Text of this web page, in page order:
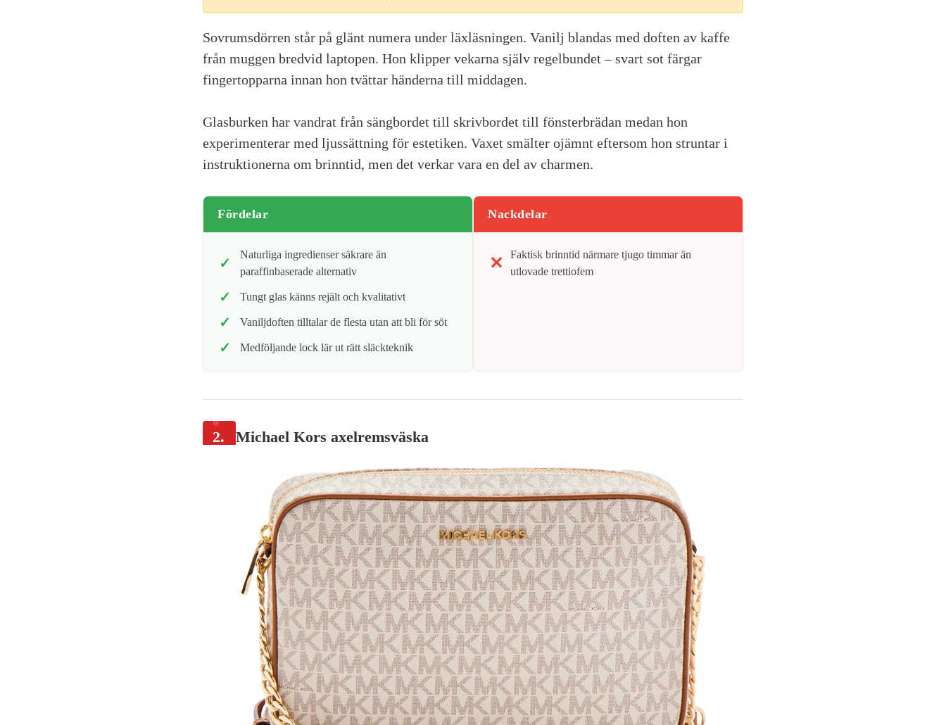
Sovrumsdörren står på glänt numera under läxläsningen. Vanilj blandas med doften av kaffe
från muggen bredvid laptopen. Hon klipper vekarna själv regelbundet – svart sot färgar
fingertopparna innan hon tvättar händerna till middagen.
Glasburken har vandrat från sängbordet till skrivbordet till fönsterbrädan medan hon
experimenterar med ljussättning för estetiken. Vaxet smälter ojämnt eftersom hon struntar i
instruktionerna om brinntid, men det verkar vara en del av charmen.
Fördelar
Naturliga ingredienser säkrare än
paraffinbaserade alternativ
Tungt glas känns rejält och kvalitativt
Vaniljdoften tilltalar de flesta utan att bli för söt
Medföljande lock lär ut rätt släckteknik
Nackdelar
Faktisk brinntid närmare tjugo timmar än
utlovade trettiofem
2. Michael Kors axelremsväska